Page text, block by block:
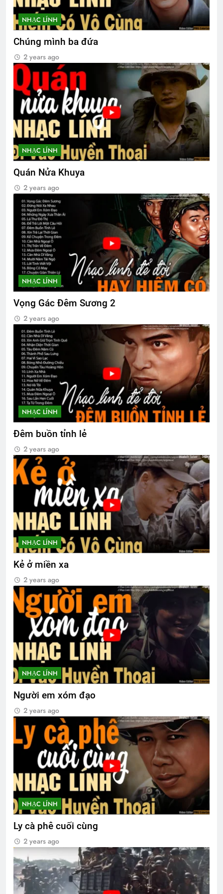
Vọng gác đêm sương
2 Years Ago
3 Years Ago
MỘT NGÀY MÙA XUÂN (Rabindranath
Tagore)
3 Years Ago
Xuân và tuổi trẻ
2 Years Ago
Lá thư cho người thầy cũ
SẼ CÓ MỘT NGÀY (Rabindranath
Tagore)
3 Years Ago
2 Years Ago
Happy New Year 2024
Thăm NT Mai Vĩnh Phú K22
2 Years Ago
ÁO LỤA HÀ ĐÔNG
3 Years Ago
NHẠC LÍNH
Chúng mình ba đứa
2 years ago
NHẠC LÍNH
Quán Nửa Khuya
2 years ago
NHẠC LÍNH
Vọng Gác Đêm Sương 2
2 years ago
NHẠC LÍNH
Đêm buồn tỉnh lẻ
2 years ago
NHẠC LÍNH
Kẻ ở miền xa
2 years ago
NHẠC LÍNH
Người em xóm đạo
2 years ago
NHẠC LÍNH
Ly cà phê cuối cùng
2 years ago